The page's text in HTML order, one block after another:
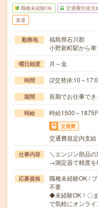
職種未経験OK 交通費別途支
派遣
勤務地
福島県石川郡
小野新町駅から
曜日頻度 月～金
時間 (2交替)8:10～
期間 長期でお仕事でき
時給 時給1500～1875
交通費
交通費規定内支給
仕事内容
＼エンジン部品
→測定器で精度
応募資格
職種未経験OK /
不要
◆未経験OK！〇
で気軽にオンラ